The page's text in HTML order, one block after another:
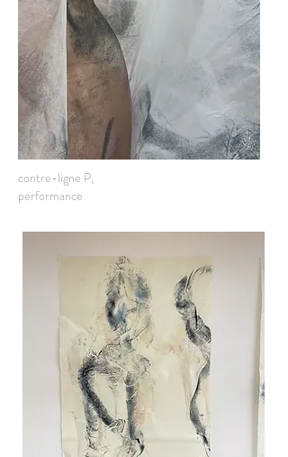
contre-ligne P,
performance